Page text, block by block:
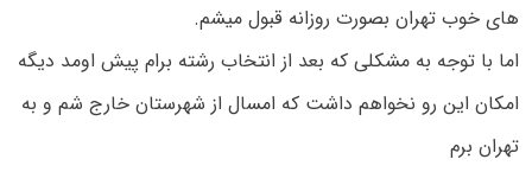
های خوب تهران بصورت روزانه قبول میشم.
اما با توجه به مشکلی که بعد از انتخاب رشته برام پیش اومد دیگه
امکان این رو نخواهم داشت که امسال از شهرستان خارج شم و به
تهران برم